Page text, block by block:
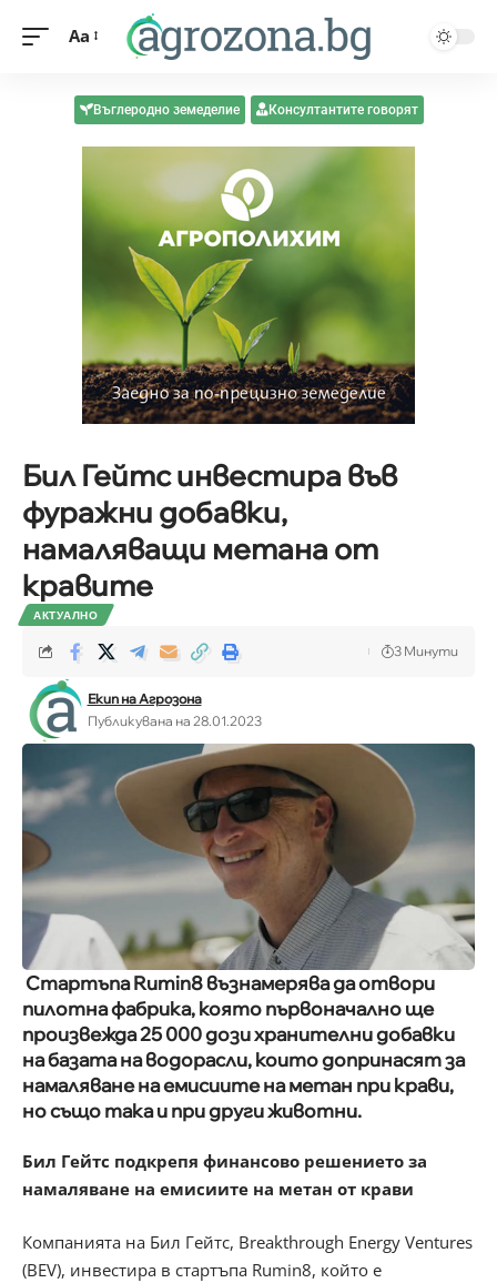
Aa
Въглеродно земеделие Консултантите говорят
Бил Гейтс инвестира във
фуражни добавки,
намаляващи метана от
кравите
АКТУАЛНО
Екип на Агрозона
Публикувана на 28.01.2023
3 Минути
Стартъпа Rumin8 възнамерява да отвори
пилотна фабрика, която първоначално ще
произвежда 25 000 дози хранителни добавки
на базата на водорасли, които допринасят за
намаляване на емисиите на метан при крави,
но също така и при други животни.
Бил Гейтс подкрепя финансово решението за
намаляване на емисиите на метан от крави
Компанията на Бил Гейтс, Breakthrough Energy Ventures
(BEV), инвестира в стартъпа Rumin8, който е